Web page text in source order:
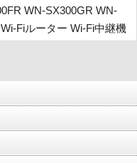
WN-SX300GR WN-
Fiルーター Wi-Fi中継機